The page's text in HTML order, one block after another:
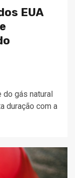
EUA
gás natural
duração com a